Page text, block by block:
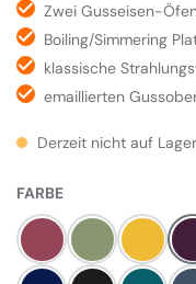
Zwei Gusseisen-
Boiling/Simmering
klassische
emaillierten
Derzeit nicht auf
FARBEAUSWÄHLEN
HimbeereOlivine Mustard